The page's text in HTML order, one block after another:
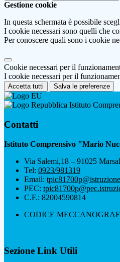
Gestione cookie
In questa schermata è possibile
I cookie necessari sono quelli che
Per conoscere quali sono i cookie
Cookie necessari per il
I cookie necessari per il
Accetta tutti Salva le preferenze
Istituto
Contatti
Istituto Comprensivo "Mario
Via Salemi,18 – 91025
Tel: 0923/981319
Email:
PEC:
C.F.: 82004590814
CODICE
Sezione Link Utili